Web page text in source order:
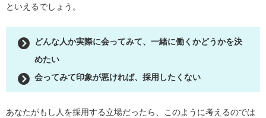
といえるでしょう。
どんな人か実際に会ってみて、一緒に働くかどうかを決
めたい
会ってみて印象が悪ければ、採用したくない
あなたがもし人を採用する立場だったら、このように考えるのでは